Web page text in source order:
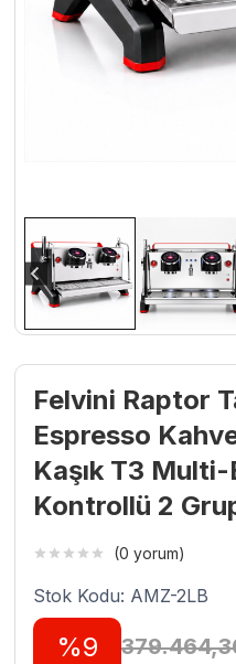
Felvini Raptor
Espresso
Kaşık T3
Kontrollü 2
(0 yorum)
Stok Kodu: AMZ-2LB
%9